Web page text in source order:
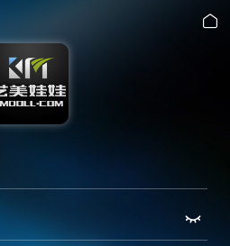

